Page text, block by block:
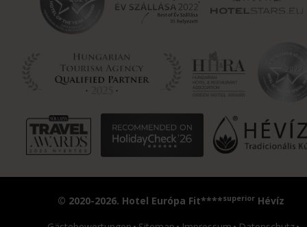
© 2020-2026. Hotel Európa Fit****superior Hévíz